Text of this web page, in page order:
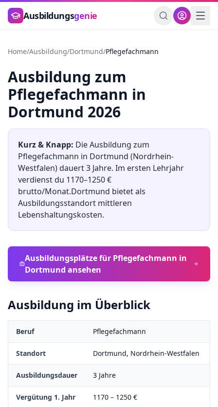
Zum Hauptinhalt springen
Ausbildungsgenie
Home/Ausbildung/Dortmund/Pflegefachmann
Ausbildung zum
Pflegefachmann in
Dortmund 2026
Kurz & Knapp: Die Ausbildung zum
Pflegefachmann in Dortmund (Nordrhein-
Westfalen) dauert3 Jahre. Im ersten Lehrjahr
verdienst du 1170–1250€
brutto/Monat.Dortmund bietet als
Ausbildungsstandort mittleren
Lebenshaltungskosten.
Ausbildungsplätze für Pflegefachmann in
Dortmund ansehen
Ausbildung im Überblick
Beruf Pflegefachmann
Standort Dortmund, Nordrhein-Westfalen
Ausbildungsdauer 3 Jahre
Vergütung 1. Jahr 1170 – 1250 €